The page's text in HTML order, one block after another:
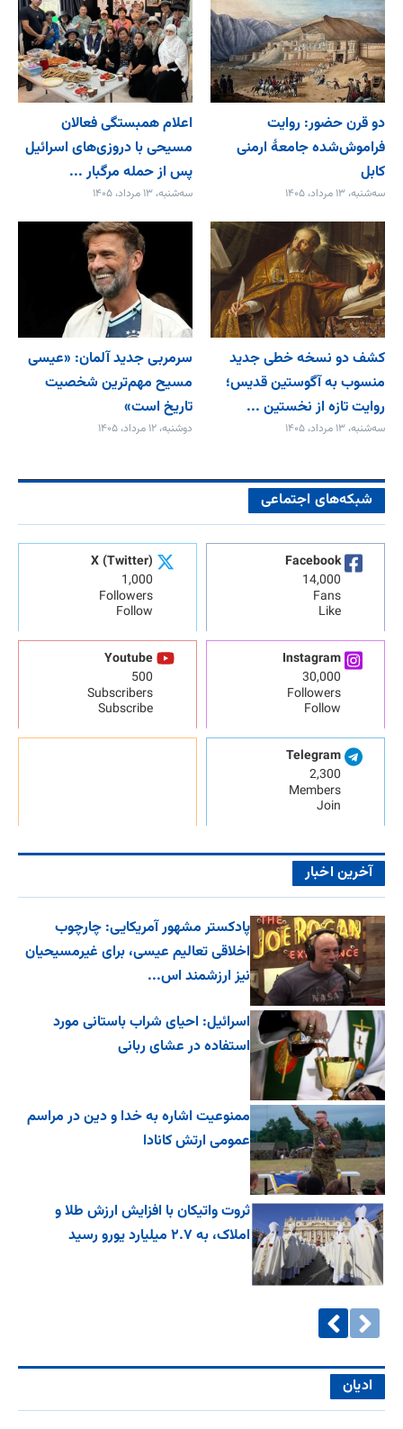
دو قرن حضور: روایت
فراموش‌شده جامعۀ ارمنی
کابل
سه‌شنبه، ۱۳ مرداد، ۱۴۰۵
اعلام همبستگی فعالان
مسیحی با دروزی‌های اسرائیل
پس از حمله مرگبار ...
سه‌شنبه، ۱۳ مرداد، ۱۴۰۵
کشف دو نسخه خطی جدید
منسوب به آگوستین قدیس؛
روایت تازه از نخستین ...
سه‌شنبه، ۱۳ مرداد، ۱۴۰۵
سرمربی جدید آلمان: «عیسی
مسیح مهم‌ترین شخصیت
تاریخ است»
دوشنبه، ۱۲ مرداد، ۱۴۰۵
شبکه‌های اجتماعی
Facebook
14,000
Fans
Like
X (Twitter)
1,000
Followers
Follow
Instagram
30,000
Followers
Follow
Youtube
500
Subscribers
Subscribe
Telegram
2,300
Members
Join
آخرین اخبار
پادکستر مشهور آمریکایی: چارچوب
اخلاقی تعالیم عیسی، برای غیرمسیحیان
نیز ارزشمند اس...
اسرائیل: احیای شراب باستانی مورد
استفاده در عشای ربانی
ممنوعیت اشاره به خدا و دین در مراسم
عمومی ارتش کانادا
ثروت واتیکان با افزایش ارزش طلا و
املاک، به ۲.۷ میلیارد یورو رسید
ادیان